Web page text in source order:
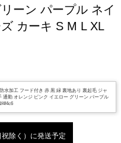
ーン パープル ネイ
カーキ S M L XL
水加工 フード付き 赤 黒 緑 裏地あり 裏起毛 ジャ
勤 オレンジ ピンク イエロー グリーン パープル
祝除く）に発送予定